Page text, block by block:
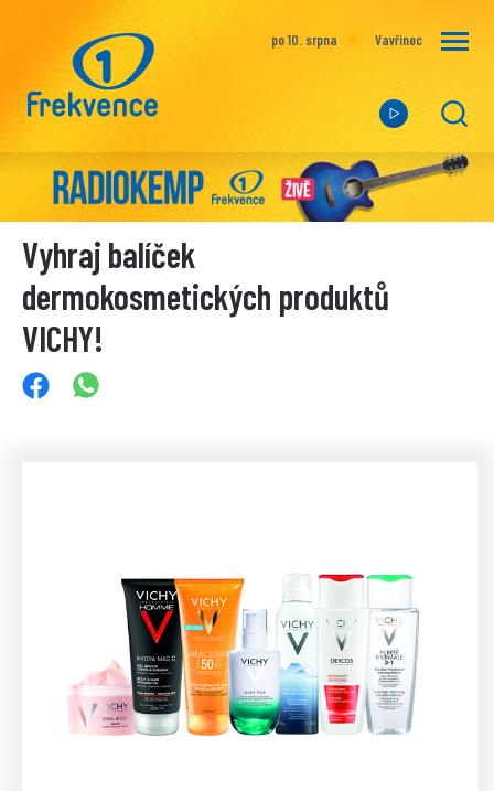
po 10. srpna Vavřinec
Vyhraj balíček
dermokosmetických produktů
VICHY!
Soutěž byla ukončena.